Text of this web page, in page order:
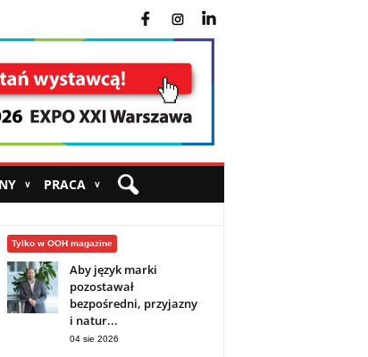
∨ PRACA ∨
Tylko w OOH magazine
Aby język marki
pozostawał
bezpośredni, przyjazny
i natur...
04 sie 2026